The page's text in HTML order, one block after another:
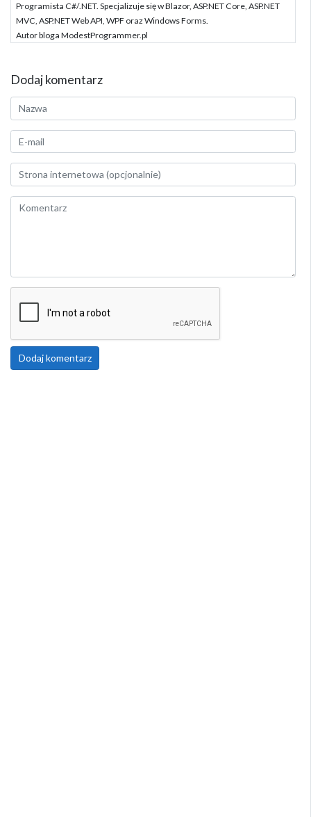
Programista C#/.NET. Specjalizuje się w Blazor, ASP.NET Core, ASP.NET
MVC, ASP.NET Web API, WPF oraz Windows Forms.
Autor bloga ModestProgrammer.pl
Dodaj komentarz
Dodaj komentarz